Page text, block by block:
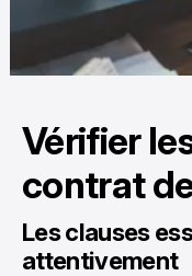
Vérifier
contrat
Les clauses
attentivement